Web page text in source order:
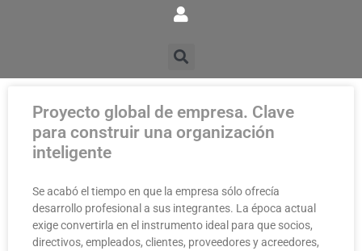
Proyecto global de empresa. Clave
para construir una organización
inteligente
Se acabó el tiempo en que la empresa sólo ofrecía
desarrollo profesional a sus integrantes. La época actual
exige convertirla en el instrumento ideal para que socios,
directivos, empleados, clientes, proveedores y acreedores,